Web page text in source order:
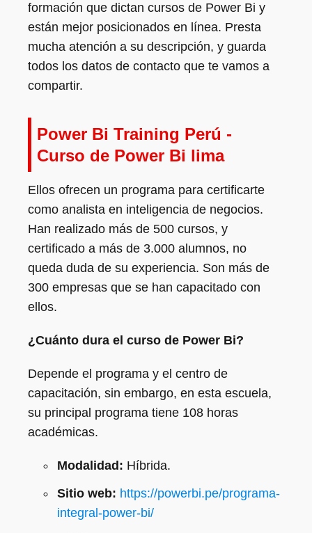
formación que dictan cursos de Power Bi y
están mejor posicionados en línea. Presta
mucha atención a su descripción, y guarda
todos los datos de contacto que te vamos a
compartir.
Power Bi Training Perú -
Curso de Power Bi lima
Ellos ofrecen un programa para certificarte
como analista en inteligencia de negocios.
Han realizado más de 500 cursos, y
certificado a más de 3.000 alumnos, no
queda duda de su experiencia. Son más de
300 empresas que se han capacitado con
ellos.
¿Cuánto dura el curso de Power Bi?
Depende el programa y el centro de
capacitación, sin embargo, en esta escuela,
su principal programa tiene 108 horas
académicas.
Modalidad: Híbrida.
Sitio web: https://powerbi.pe/programa-
integral-power-bi/